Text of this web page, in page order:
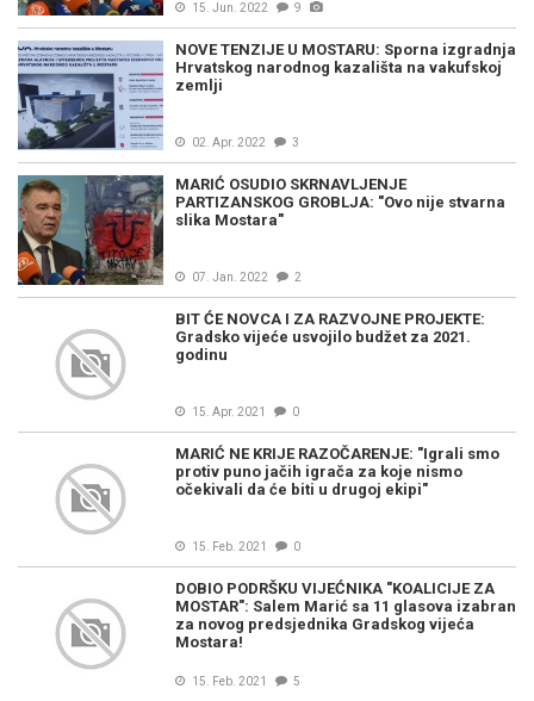
15. Jun. 2022 9
NOVE TENZIJE U MOSTARU: Sporna izgradnja
Hrvatskog narodnog kazališta na vakufskoj
zemlji
02. Apr. 2022 3
MARIĆ OSUDIO SKRNAVLJENJE
PARTIZANSKOG GROBLJA: "Ovo nije stvarna
slika Mostara"
07. Jan. 2022 2
BIT ĆE NOVCA I ZA RAZVOJNE PROJEKTE:
Gradsko vijeće usvojilo budžet za 2021.
godinu
15. Apr. 2021 0
MARIĆ NE KRIJE RAZOČARENJE: "Igrali smo
protiv puno jačih igrača za koje nismo
očekivali da će biti u drugoj ekipi"
15. Feb. 2021 0
DOBIO PODRŠKU VIJEĆNIKA "KOALICIJE ZA
MOSTAR": Salem Marić sa 11 glasova izabran
za novog predsjednika Gradskog vijeća
Mostara!
15. Feb. 2021 5